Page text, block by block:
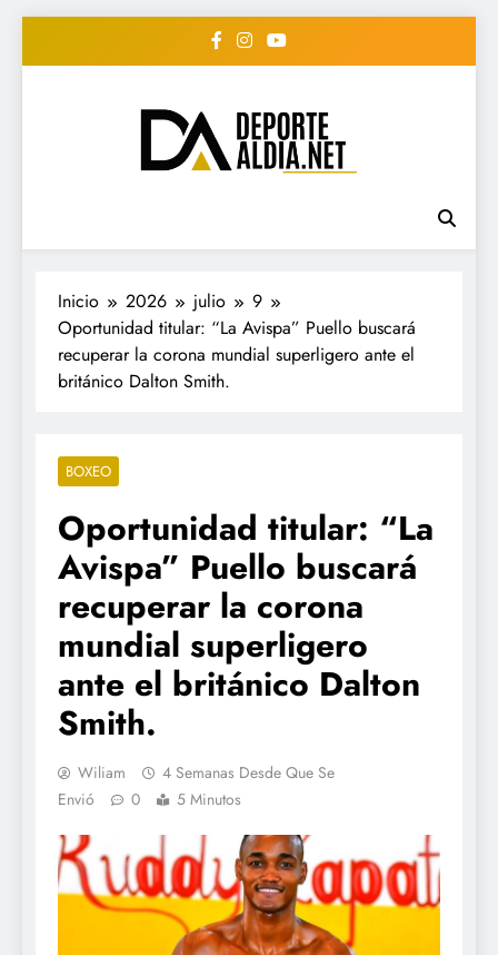
• DEPORTE AL DIA •
"Periodico Deportivo
Digital"
#deportealdiard #deportealdiaperiodico
Inicio 2026 julio
9
Oportunidad titular: “La Avispa” Puello buscará
recuperar la corona mundial superligero ante el
británico Dalton Smith.
BOXEO
Oportunidad titular: “La
Avispa” Puello buscará
recuperar la corona
mundial superligero
ante el británico Dalton
Smith.
Wiliam
4 Semanas Desde Que Se
Envió
0 5 Minutos